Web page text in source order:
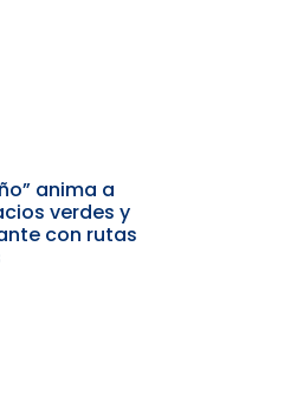
anima a
verdes y
con rutas